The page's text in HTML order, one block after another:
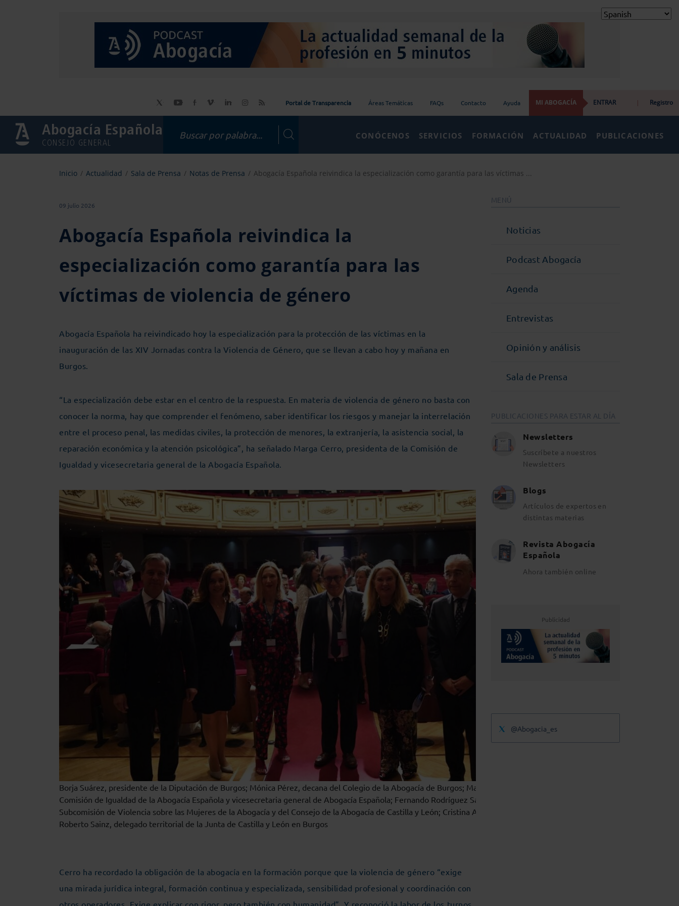
Portal de Transparencia Áreas Temáticas FAQs Contacto Ayuda MI ABOGACÍA ENTRAR | Registro
Abogacía Española
CONSEJO GENERAL
CONÓCENOS SERVICIOS FORMACIÓN ACTUALIDAD PUBLICACIONES
Inicio Actualidad Sala de Prensa Notas de Prensa Abogacía Española reivindica la especialización como garantía para las víctimas ...
09 julio 2026
Abogacía Española reivindica la
especialización como garantía para las
víctimas de violencia de género
Abogacía Española ha reivindicado hoy la especialización para la protección de las víctimas en la
inauguración de las XIV Jornadas contra la Violencia de Género, que se llevan a cabo hoy y mañana en
Burgos.
“La especialización debe estar en el centro de la respuesta. En materia de violencia de género no basta con
conocer la norma, hay que comprender el fenómeno, saber identificar los riesgos y manejar la interrelación
entre el proceso penal, las medidas civiles, la protección de menores, la extranjería, la asistencia social, la
reparación económica y la atención psicológica”, ha señalado Marga Cerro, presidenta de la Comisión de
Igualdad y vicesecretaria general de la Abogacía Española.
Borja Suárez, presidente de la Diputación de Burgos; Mónica Pérez, decana del Colegio de la Abogacía de Burgos; Marga Cerro, presidenta de la
Comisión de Igualdad de la Abogacía Española y vicesecretaria general de Abogacía Española; Fernando Rodríguez Santocildes, presidente de la
Subcomisión de Violencia sobre las Mujeres de la Abogacía y del Consejo de la Abogacía de Castilla y León; Cristina Ayala, alcaldesa de Burgos; y
Roberto Sainz, delegado territorial de la Junta de Castilla y León en Burgos
Cerro ha recordado la obligación de la abogacía en la formación porque que la violencia de género “exige
una mirada jurídica integral, formación continua y especializada, sensibilidad profesional y coordinación con
otros operadores. Exige explicar con rigor, pero también con humanidad”. Y reconoció la labor de los turnos
MENÚ
Noticias
Podcast Abogacía
Agenda
Entrevistas
Opinión y análisis
Sala de Prensa
PUBLICACIONES PARA ESTAR AL DÍA
Newsletters
Suscríbete a nuestros
Newsletters
Blogs
Artículos de expertos en
distintas materias
Revista Abogacía
Española
Ahora también online
Publicidad
@Abogacia_es